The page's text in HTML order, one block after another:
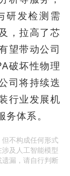
研发检测需
，拉高了芯
望带动公司
破坏性物理
司将持续迭
行业发展机
体系。
不构成任何形式
及人工智能模型
漏，请自行判断